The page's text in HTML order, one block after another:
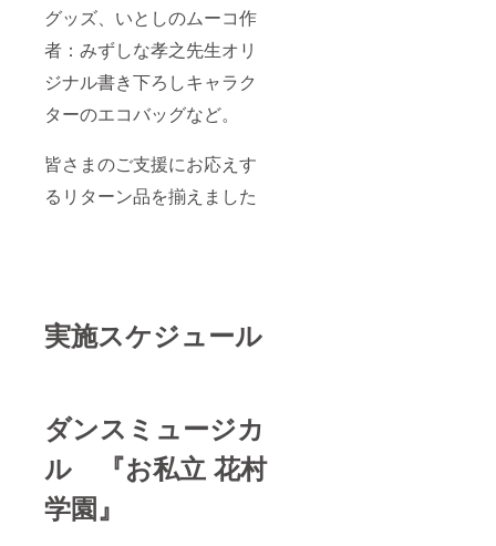
グッズ、いとしのムーコ作
者：みずしな孝之先生オリ
ジナル書き下ろしキャラク
ターのエコバッグなど。
皆さまのご支援にお応えす
るリターン品を揃えました
実施スケジュール
ダンスミュージカ
ル 『お私立 花村
学園』